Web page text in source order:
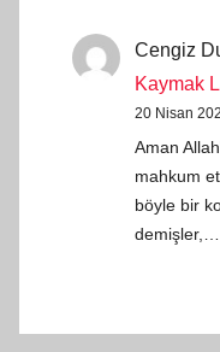
Cengiz
Kaymak
20 Nisan
Aman
mahkum
böyle bir
demişler,…